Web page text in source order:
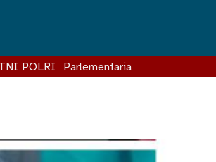
POLRI Parlementaria